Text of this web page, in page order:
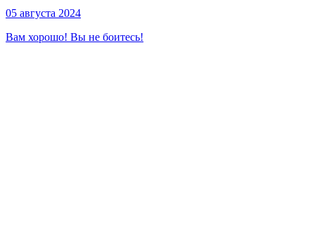
05 августа 2024
Вам хорошо! Вы не боитесь!